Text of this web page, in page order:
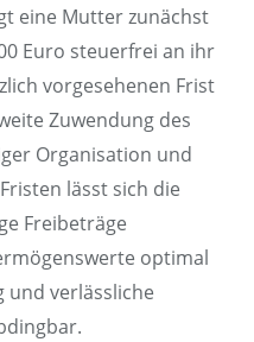
eine Mutter zunächst
Euro steuerfrei an ihr
vorgesehenen Frist
Zuwendung des
Organisation und
lässt sich die
Freibeträge
optimal
und verlässliche